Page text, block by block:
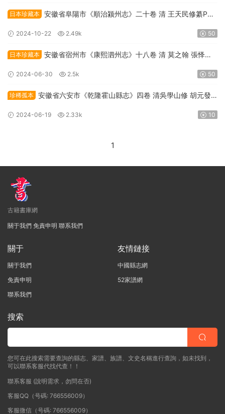
日本珍藏本 安徽省阜陽市《順治颍州志》二十卷 清 王天民修纂PDF
2024-10-22 2.49k 50
日本珍藏本 安徽省宿州市《康熙泗州志》十八卷 清 莫之翰 張怿纂
2024-06-30 2.5k 50
珍稀孤本 安徽省六安市《乾隆霍山縣志》四卷 清吳學山修 胡元發
2024-06-19 2.33k 10
1
古籍書庫網
關于我們 免責申明 聯系我們
關于
關于我們
免責申明
聯系我們
友情鏈接
中國縣志網
52家譜網
搜索
您可在此搜索需要查詢的縣志、家譜、族譜、文史名稱進行查詢，如未找到，
可以聯系客服代找代查！！
聯系客服 (說明需求，勿問在否)
客服QQ（号碼: 766556009）
客服微信（号碼: 766556009）